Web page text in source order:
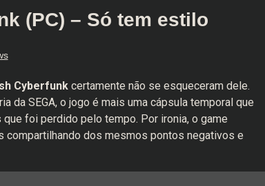
(PC) – Só tem estilo
Cyberfunk certamente não se esqueceram dele.
da SEGA, o jogo é mais uma cápsula temporal que
foi perdido pelo tempo. Por ironia, o game
compartilhando dos mesmos pontos negativos e